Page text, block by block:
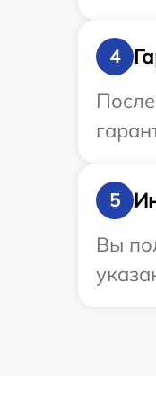
4
5
Вы